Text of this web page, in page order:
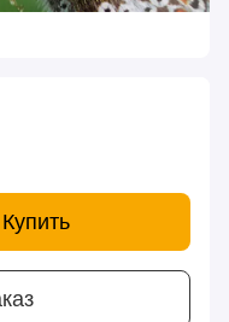
Купить